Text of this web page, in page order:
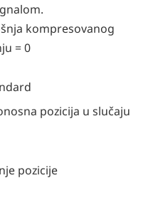
kompresovanog
= 0
pozicija u slučaju
pozicije